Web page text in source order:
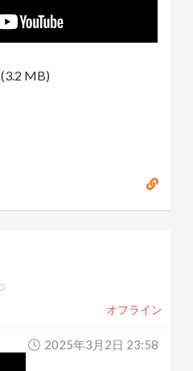
(3.2 MB)
オフライン
2025年3月2日 23:58